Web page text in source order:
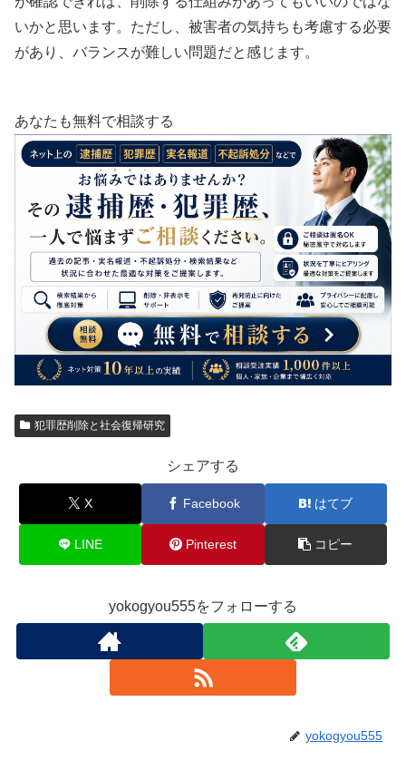
いかと思います。ただし、被害者の気持ちも考慮する必要
があり、バランスが難しい問題だと感じます。
あなたも無料で相談する
犯罪歴削除と社会復帰研究
シェアする
X Facebook はてブ
LINE Pinterest コピー
yokogyou555をフォローする
yokogyou555